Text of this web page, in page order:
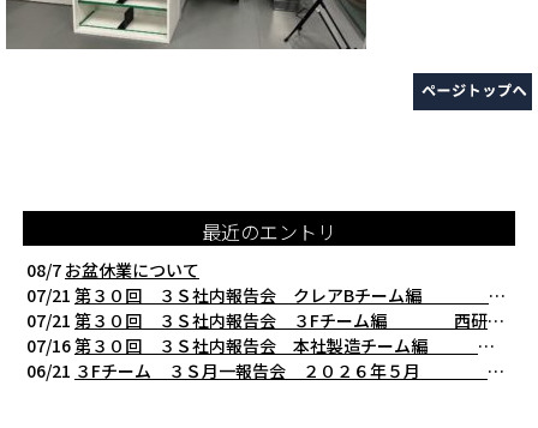
最近のエントリ
08/7 お盆休業について
07/21 第３０回 ３Ｓ社内報告会 クレアBチーム編 西研の３Ｓ活動（整理・整頓・清掃
07/21 第３０回 ３Ｓ社内報告会 ３Fチーム編 西研の３Ｓ活動（整理・整頓・清掃）
07/16第３０回 ３Ｓ社内報告会 本社製造チーム編 西研の３Ｓ活動（整理・整頓・清掃
06/21 ３Fチーム ３Ｓ月一報告会 ２０２６年５月 切削工具を考える西研より